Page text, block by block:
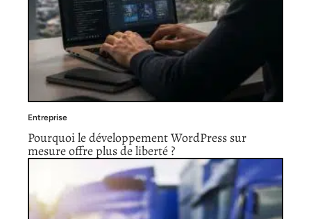
Entreprise
Pourquoi le développement WordPress sur
mesure offre plus de liberté ?